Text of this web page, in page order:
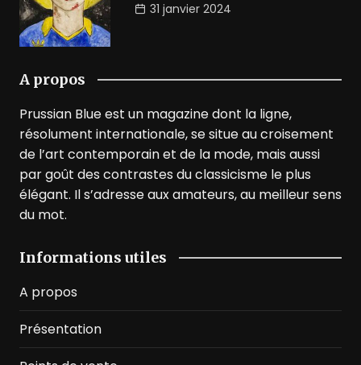
31 janvier 2024
A propos
Prussian Blue est un magazine dont la ligne,
résolument internationale, se situe au croisement
de l’art contemporain et de la mode, mais aussi
par goût des contrastes du classicisme le plus
élégant. Il s’adresse aux amateurs, au meilleur sens
du mot.
Informations utiles
A propos
Présentation